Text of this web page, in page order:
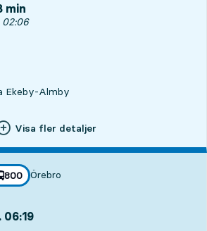
min
Kl. 02:06, om 48 min
02:06
Ekeby-Almby
Visa fler detaljer
linje
800 Örebro
06:19